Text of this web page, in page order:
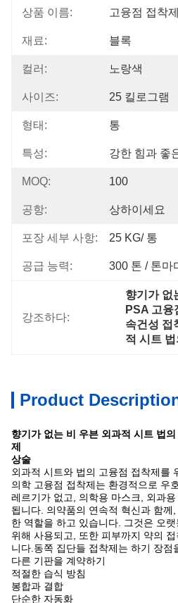
상품 이름: 고융점 접착제
재료: 블록
컬러: 노랑색
사이즈: 25 킬로그램
형태: 통
특성: 강한 힘과 좋
MOQ: 100
공항: 상하이세요
포장 세부 사항: 25 KG/ 통
공급 능력: 300 톤 / 톤마
강조하다:
향기가 없
PSA 고융
속건성 접
적 시트 법
Product
향기가 없는 비 우븐 외과적 시트 법
제
상술
외과적 시트와 법의 고융점 접착제를
의학 고융점 접착제는 환경적으로 우
레르기가 없고, 의학용 마스크, 외과
됩니다. 의약품의 연속적 혁신과 함께
한 역할을 하고 있습니다. 그것은 오
위해 사용되고, 또한 피부까지 약의
니다.동쪽 집단들 접착제는 하기 장점
다른 기판을 계약하기
적절한 습식 방침
봉합과 결합
단순한 자동화